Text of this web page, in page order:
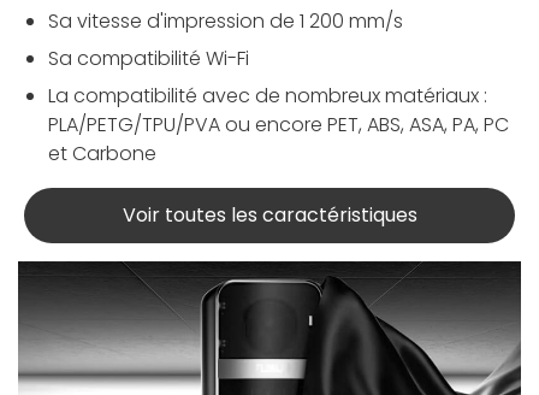
Sa vitesse d'impression de 1 200 mm/s
Sa compatibilité Wi-Fi
La compatibilité avec de nombreux matériaux :
PLA/PETG/TPU/PVA ou encore PET, ABS, ASA, PA, PC
et Carbone
Voir toutes les caractéristiques